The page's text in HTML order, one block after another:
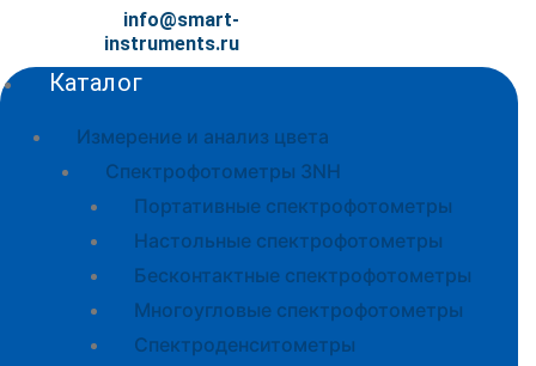
info@smart-
instruments.ru
Каталог
Измерение и анализ цвета
Спектрофотометры 3NH
Портативные спектрофотометры
Настольные спектрофотометры
Бесконтактные спектрофотометры
Многоугловые спектрофотометры
Спектроденситометры